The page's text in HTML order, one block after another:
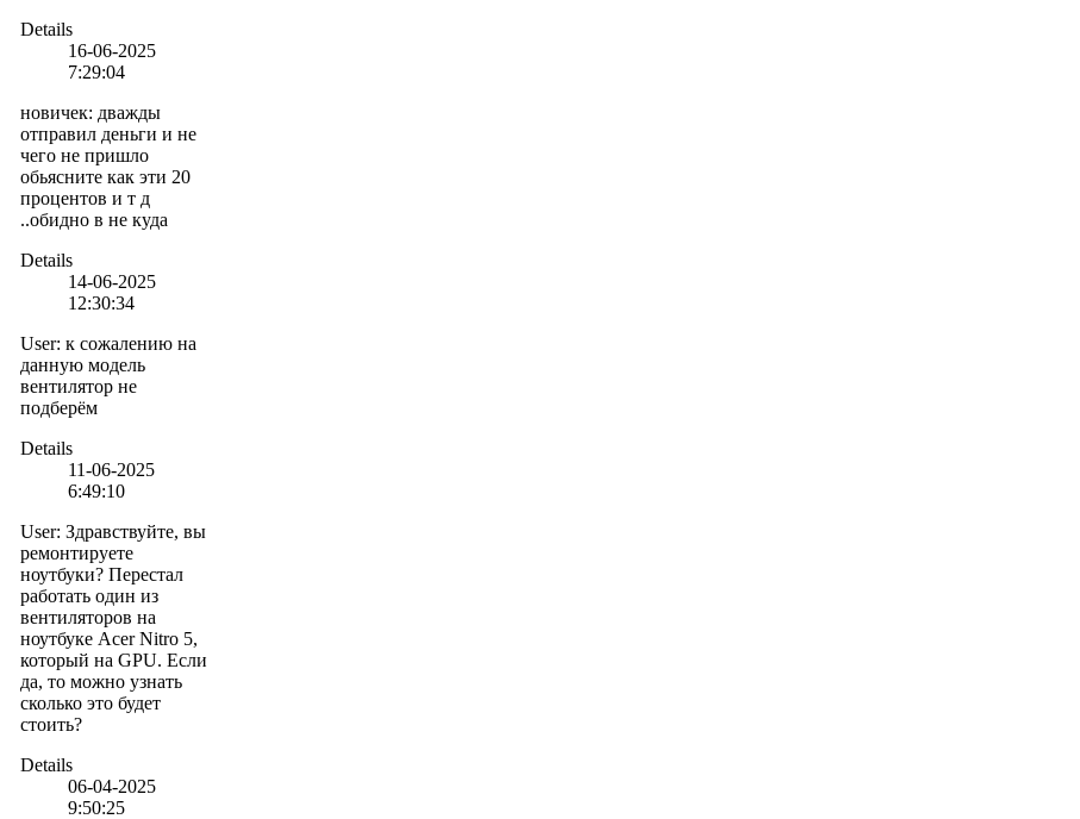
Details
16-06-2025
7:29:04
новичек: дважды
отправил деньги и не
чего не пришло
обьясните как эти 20
процентов и т д
..обидно в не куда
Details
14-06-2025
12:30:34
User: к сожалению на
данную модель
вентилятор не
подберём
Details
11-06-2025
6:49:10
User: Здравствуйте, вы
ремонтируете
ноутбуки? Перестал
работать один из
вентиляторов на
ноутбуке Acer Nitro 5,
который на GPU. Если
да, то можно узнать
сколько это будет
стоить?
Details
06-04-2025
9:50:25